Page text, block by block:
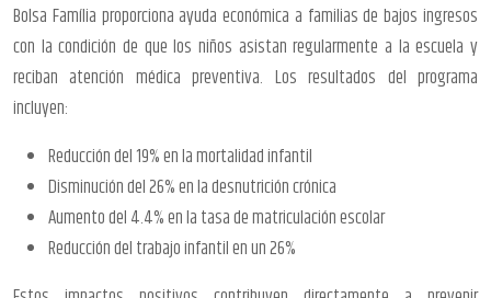
Bolsa Família proporciona ayuda económica a familias de bajos ingresos
con la condición de que los niños asistan regularmente a la escuela y
reciban atención médica preventiva. Los resultados del programa
incluyen:
Reducción del 19% en la mortalidad infantil
Disminución del 26% en la desnutrición crónica
Aumento del 4.4% en la tasa de matriculación escolar
Reducción del trabajo infantil en un 26%